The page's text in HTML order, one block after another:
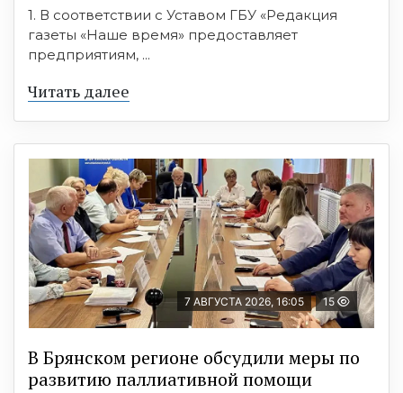
1. В соответствии с Уставом ГБУ «Редакция
газеты «Наше время» предоставляет
предприятиям, ...
Читать далее
7 АВГУСТА 2026, 16:05 15
В Брянском регионе обсудили меры по
развитию паллиативной помощи